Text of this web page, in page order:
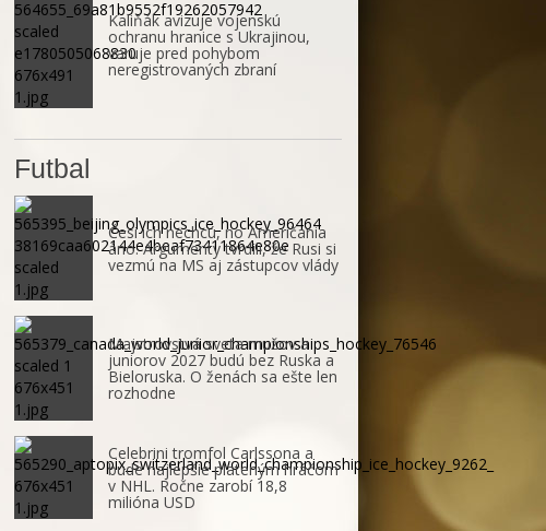
Kaliňák avizuje vojenskú
ochranu hranice s Ukrajinou,
varuje pred pohybom
neregistrovaných zbraní
Futbal
Česi ich nechcú, no Američania
áno. Argumenty tvrdili, že Rusi si
vezmú na MS aj zástupcov vlády
Majstrovstvá sveta mužov a
juniorov 2027 budú bez Ruska a
Bieloruska. O ženách sa ešte len
rozhodne
Celebrini tromfol Carlssona a
bude najlepšie plateným hráčom
v NHL. Ročne zarobí 18,8
milióna USD